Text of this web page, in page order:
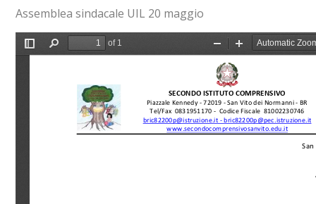
Assemblea sindacale UIL 20 maggio